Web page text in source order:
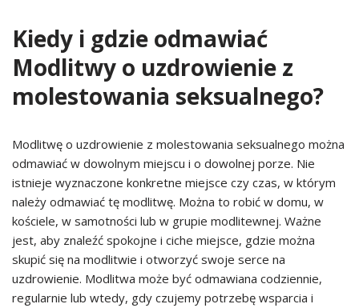
Kiedy i gdzie odmawiać
Modlitwy o uzdrowienie z
molestowania seksualnego?
Modlitwę o uzdrowienie z molestowania seksualnego można
odmawiać w dowolnym miejscu i o dowolnej porze. Nie
istnieje wyznaczone konkretne miejsce czy czas, w którym
należy odmawiać tę modlitwę. Można to robić w domu, w
kościele, w samotności lub w grupie modlitewnej. Ważne
jest, aby znaleźć spokojne i ciche miejsce, gdzie można
skupić się na modlitwie i otworzyć swoje serce na
uzdrowienie. Modlitwa może być odmawiana codziennie,
regularnie lub wtedy, gdy czujemy potrzebę wsparcia i